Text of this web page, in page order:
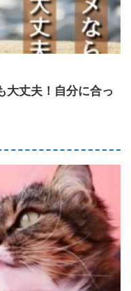
大丈夫！自分に合っ